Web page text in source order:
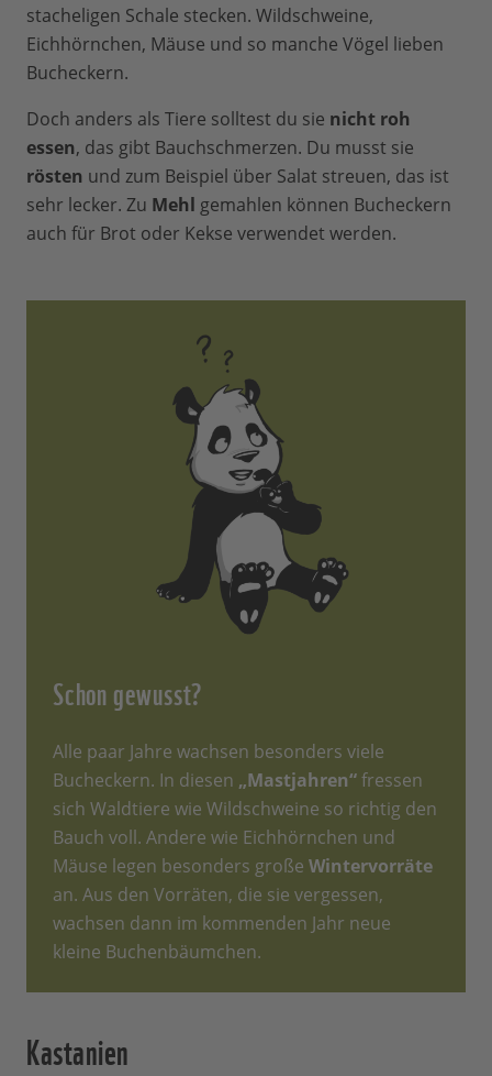
stacheligen Schale stecken. Wildschweine,
Eichhörnchen, Mäuse und so manche Vögel lieben
Bucheckern.
Doch anders als Tiere solltest du sie nicht roh
essen, das gibt Bauchschmerzen. Du musst sie
rösten und zum Beispiel über Salat streuen, das ist
sehr lecker. Zu Mehl gemahlen können Bucheckern
auch für Brot oder Kekse verwendet werden.
Schon gewusst?
Alle paar Jahre wachsen besonders viele
Bucheckern. In diesen „Mastjahren“fressen
sich Waldtiere wie Wildschweine so richtig den
Bauch voll. Andere wie Eichhörnchen und
Mäuse legen besonders große Wintervorräte
an. Aus den Vorräten, die sie vergessen,
wachsen dann im kommenden Jahr neue
kleine Buchenbäumchen.
Kastanien